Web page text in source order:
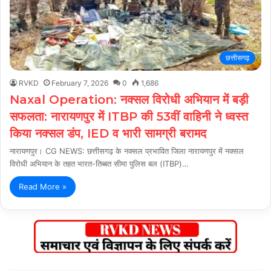
छत्तीसगढ़
RVKD February 7, 2026 0 1,686
Naxal Operation: नक्सल विरोधी अभियान में बड़ी
सफलता: नारायणपुर में ITBP की 53वीं वाहिनी ने ध्वस्त
किया नक्सल डंप, IED व भारी सामग्री बरामद
नारायणपुर। CG NEWS: छत्तीसगढ़ के नक्सल प्रभावित जिला नारायणपुर में नक्सल
विरोधी अभियान के तहत भारत-तिब्बत सीमा पुलिस बल (ITBP)…
Read More »